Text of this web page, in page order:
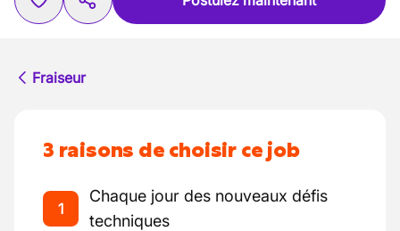
Fraiseur
3 raisons de choisir ce job
1
Chaque jour des nouveaux défis
techniques